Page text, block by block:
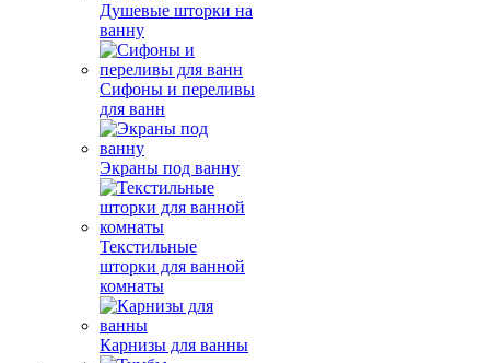
Душевые шторки на
ванну
Сифоны и переливы
для ванн
Экраны под ванну
Текстильные
шторки для ванной
комнаты
Карнизы для ванны